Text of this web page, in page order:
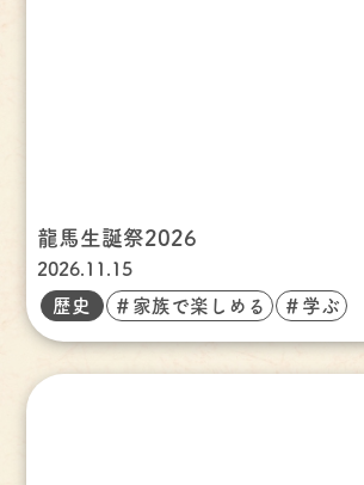
龍馬生誕祭2026
2026.11.15
歴史 ＃家族で楽しめる ＃学ぶ